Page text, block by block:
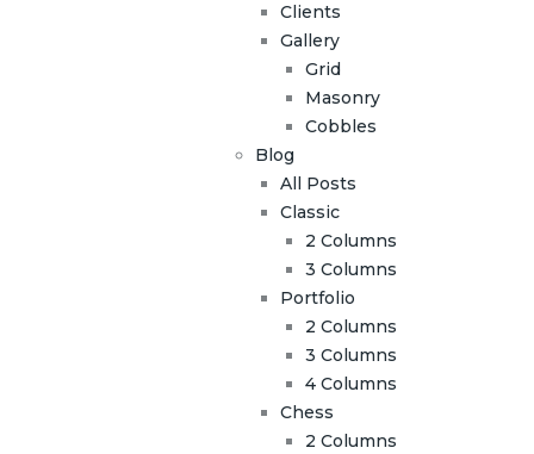
Clients
Gallery
Grid
Masonry
Cobbles
Blog
All Posts
Classic
2 Columns
3 Columns
Portfolio
2 Columns
3 Columns
4 Columns
Chess
2 Columns